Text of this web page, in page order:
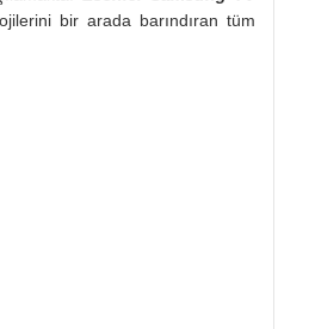
bir arada barındıran tüm